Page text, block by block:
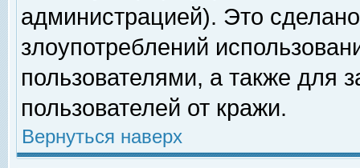
администрацией). Это
злоупотреблений
пользователями, а также для
пользователей от кражи.
Вернуться наверх